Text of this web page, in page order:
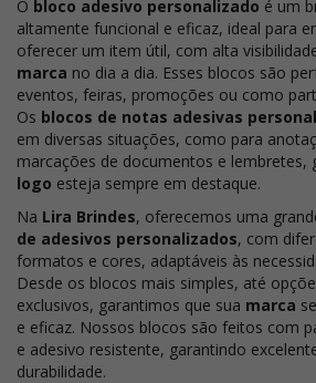
O bloco adesivo personalizado é um
altamente funcional e eficaz, ideal para
oferecer um item útil, com alta
marca no dia a dia. Esses blocos são
eventos, feiras, promoções ou como
Os blocos de notas adesivas
em diversas situações, como para
marcações de documentos e lembretes,
logo esteja sempre em destaque.
Na Lira Brindes, oferecemos uma
de adesivos personalizados, com
formatos e cores, adaptáveis às
Desde os blocos mais simples, até
exclusivos, garantimos que sua marca
e eficaz. Nossos blocos são feitos com
e adesivo resistente, garantindo
durabilidade.